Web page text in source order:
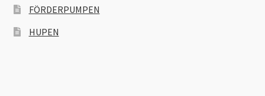
FÖRDERPUMPEN
HUPEN